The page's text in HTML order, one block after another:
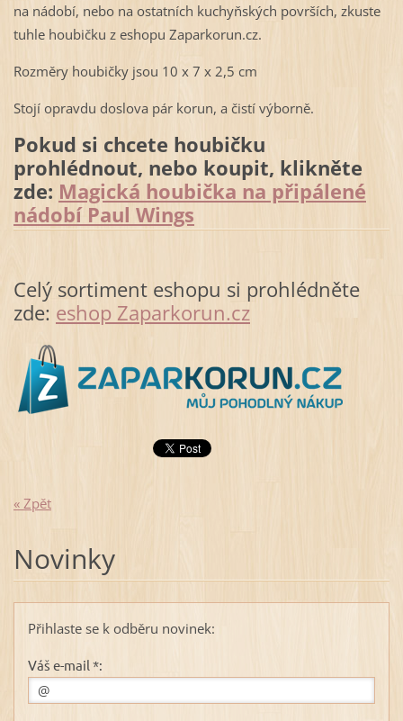
na nádobí, nebo na ostatních kuchyňských površích, zkuste
tuhle houbičku z eshopu Zaparkorun.cz.
Rozměry houbičky jsou 10 x 7 x 2,5 cm
Stojí opravdu doslova pár korun, a čistí výborně.
Pokud si chcete houbičku
prohlédnout, nebo koupit, klikněte
zde: Magická houbička na připálené
nádobí Paul Wings
Celý sortiment eshopu si prohlédněte
zde: eshop Zaparkorun.cz
« Zpět
Novinky
Přihlaste se k odběru novinek:
Váš e-mail *: